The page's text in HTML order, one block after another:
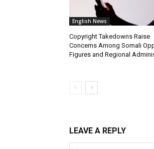
English News
Copyright Takedowns Raise
Concerns Among Somali
Figures and Regional
LEAVE A REPLY